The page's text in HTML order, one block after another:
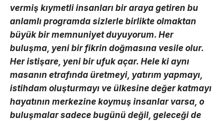
vermiş kıymetli insanları bir araya getiren bu
anlamlı programda sizlerle birlikte olmaktan
büyük bir memnuniyet duyuyorum. Her
buluşma, yeni bir fikrin doğmasına vesile olur.
Her istişare, yeni bir ufuk açar. Hele ki aynı
masanın etrafında üretmeyi, yatırım yapmayı,
istihdam oluşturmayı ve ülkesine değer katmayı
hayatının merkezine koymuş insanlar varsa, o
buluşmalar sadece bugünü değil, geleceği de